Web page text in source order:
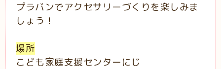
プラバンでアクセサリーづくりを楽しみま
しょう！
場所
こども家庭支援センターにじ